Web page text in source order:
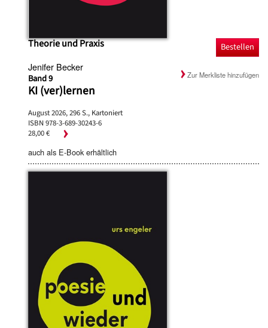
Bestellen
Zur Merkliste hinzufügen
Theorie und Praxis
Jenifer Becker
Band 9
KI (ver)lernen
August 2026, 296 S., Kartoniert
ISBN 978-3-689-30243-6
28,00 €
auch als E-Book erhältlich